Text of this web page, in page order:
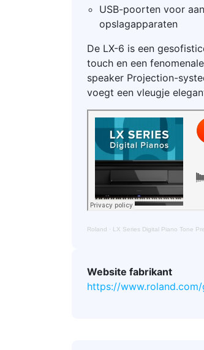
USB-poorten voor
opslagapparaten
De LX-6 is een
touch en een
speaker Projection-
voegt een vleugje
Roland · LX Series Digital Piano Tone
Website fabrikant
https://